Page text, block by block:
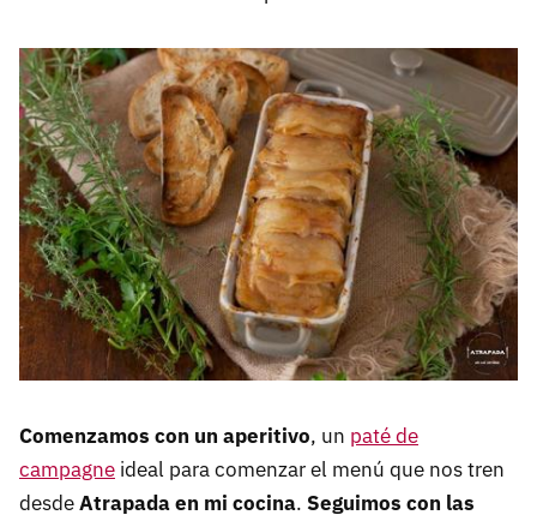
Comenzamos con un aperitivo, un paté de
campagne ideal para comenzar el menú que nos tren
desdeAtrapada en mi cocina. Seguimos con las